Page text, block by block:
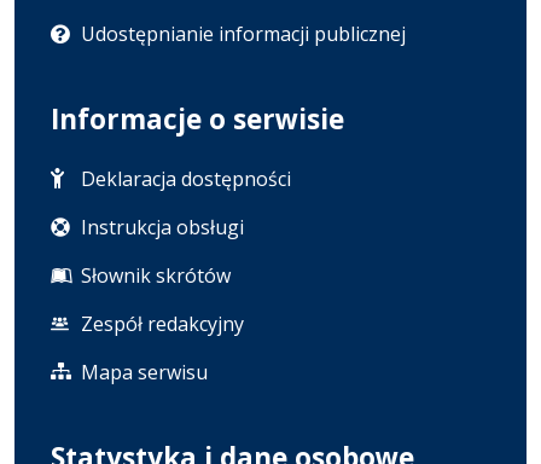
Udostępnianie informacji publicznej
Informacje o serwisie
Deklaracja dostępności
Instrukcja obsługi
Słownik skrótów
Zespół redakcyjny
Mapa serwisu